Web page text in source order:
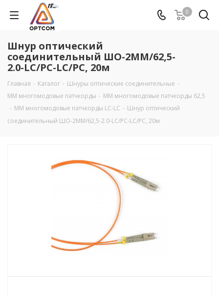
0
Шнур оптический
соединительный ШО-2МM/62,5-
2.0-LC/PC-LC/PC, 20м
Главная - Каталог - Шнуры оптические соединительные -
MM многомодовые патчкорды - ММ многомодовые патчкорды 62,5
- ММ многомодовые патчкорды LC-LC - Шнур оптический
соединительный ШО-2МM/62,5-2.0-LC/PC-LC/PC, 20м